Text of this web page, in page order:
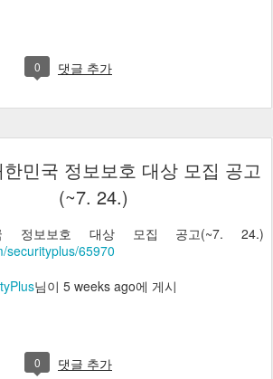
0 댓글 추가
민국 정보보호 대상 모집 공고
(~7. 24.)
정보보호 대상 모집 공고(~7. 24.)
securityplus/65970
님이 5 weeks ago에 게시
0 댓글 추가